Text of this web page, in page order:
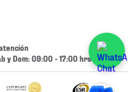
y Dom: 09:00 - 17:00 hrs